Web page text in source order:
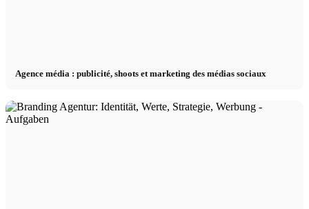
Agence média : publicité, shoots et marketing des médias sociaux